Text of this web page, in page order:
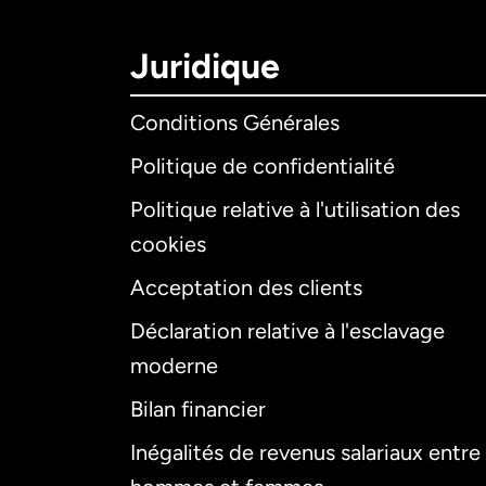
Juridique
Conditions Générales
Politique de confidentialité
Politique relative à l'utilisation des
cookies
Acceptation des clients
Déclaration relative à l'esclavage
moderne
Bilan financier
Inégalités de revenus salariaux entre